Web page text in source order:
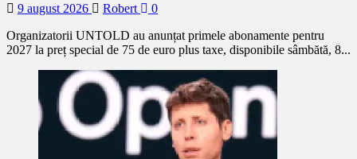
9 august 2026 Robert
0
Organizatorii UNTOLD au anunțat primele abonamente pentru
2027 la preț special de 75 de euro plus taxe, disponibile sâmbătă, 8...